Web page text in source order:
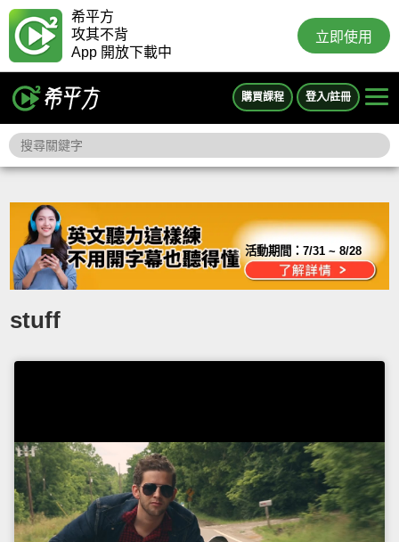
希平方
攻其不背
App 開放下載中
立即使用
購買課程 登入/註冊
活動期間：7/31 ~ 8/28
stuff